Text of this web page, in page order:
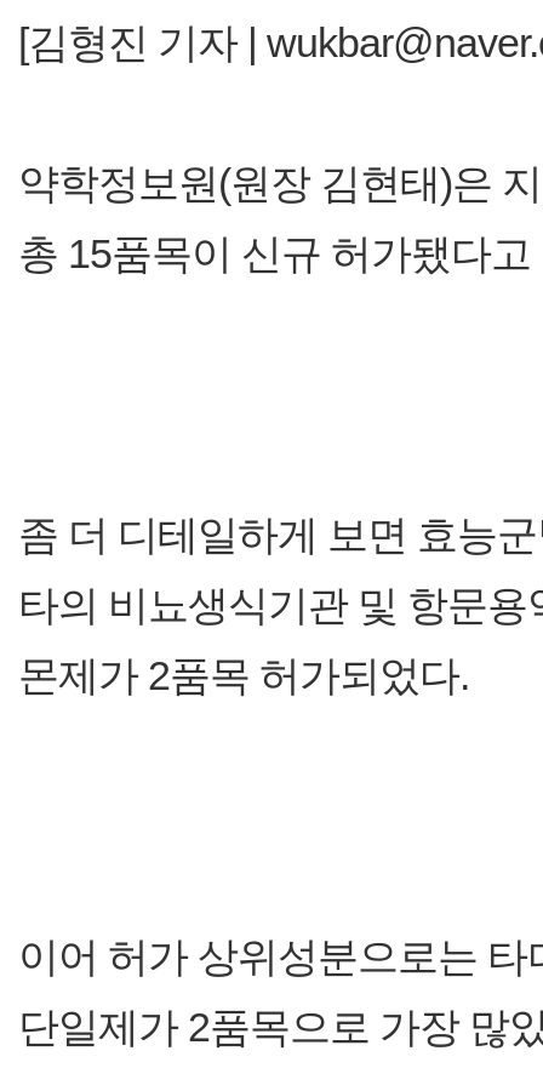
[김형진 기자 |
약학정보원(원장 김현태)은
총 15품목이 신규 허가됐다고
좀 더 디테일하게 보면 효능
타의 비뇨생식기관 및 항문
몬제가 2품목 허가되었다.
이어 허가 상위성분으로는
단일제가 2품목으로 가장 많